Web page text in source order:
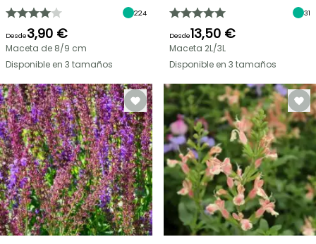
224
Desde3,90 €
Maceta de 8/9 cm
Disponible en 3 tamaños
31
Desde13,50 €
Maceta 2L/3L
Disponible en 3 tamaños